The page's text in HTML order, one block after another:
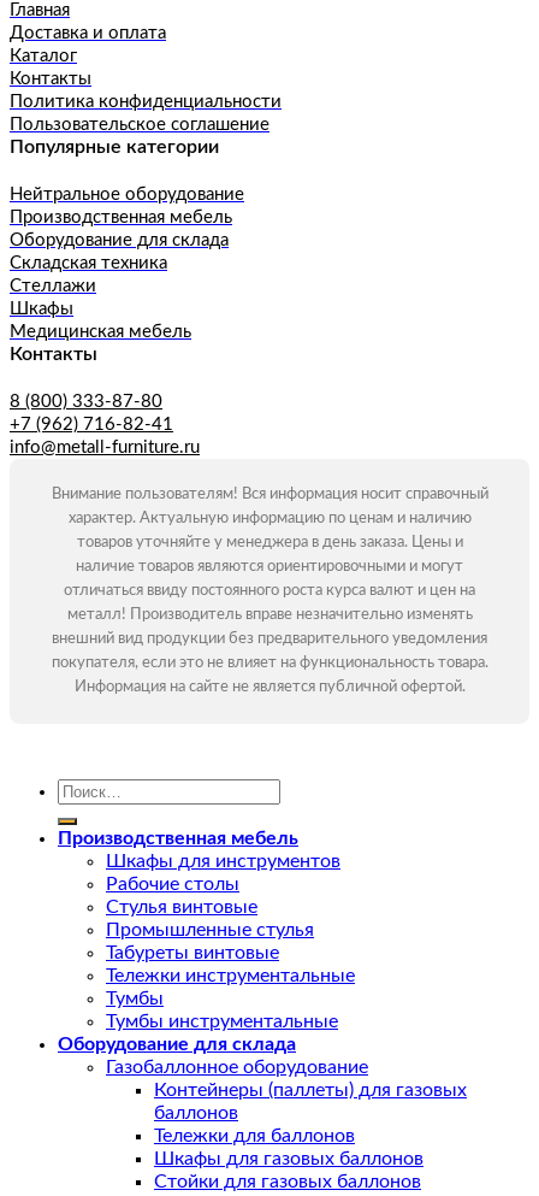
Главная
Доставка и оплата
Каталог
Контакты
Политика конфиденциальности
Пользовательское соглашение
Популярные категории
Нейтральное оборудование
Производственная мебель
Оборудование для склада
Складская техника
Стеллажи
Шкафы
Медицинская мебель
Контакты
8 (800) 333-87-80
+7 (962) 716-82-41
info@metall-furniture.ru
Внимание пользователям! Вся информация носит справочный
характер. Актуальную информацию по ценам и наличию
товаров уточняйте у менеджера в день заказа. Цены и
наличие товаров являются ориентировочными и могут
отличаться ввиду постоянного роста курса валют и цен на
металл! Производитель вправе незначительно изменять
внешний вид продукции без предварительного уведомления
покупателя, если это не влияет на функциональность товара.
Информация на сайте не является публичной офертой.
Искать:
Производственная мебель
Шкафы для инструментов
Рабочие столы
Стулья винтовые
Промышленные стулья
Табуреты винтовые
Тележки инструментальные
Тумбы
Тумбы инструментальные
Оборудование для склада
Газобаллонное оборудование
Контейнеры (паллеты) для газовых
баллонов
Тележки для баллонов
Шкафы для газовых баллонов
Стойки для газовых баллонов